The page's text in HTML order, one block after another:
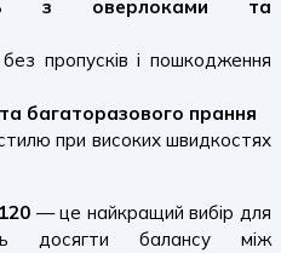
з оверлоками та
пропусків і пошкодження
багаторазового прання
при високих швидкостях
— це найкращий вибір для
досягти балансу між